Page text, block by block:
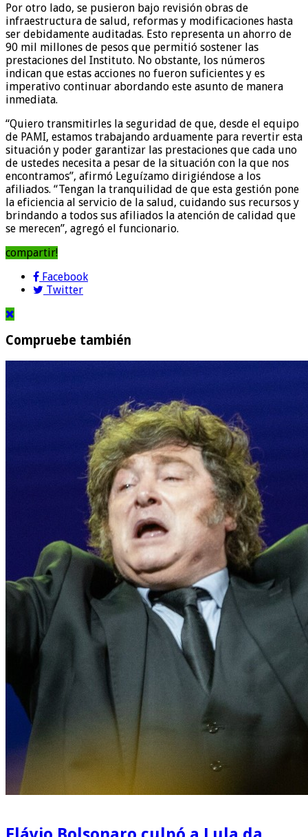
Por otro lado, se pusieron bajo revisión obras de
infraestructura de salud, reformas y modificaciones hasta
ser debidamente auditadas. Esto representa un ahorro de
90 mil millones de pesos que permitió sostener las
prestaciones del Instituto. No obstante, los números
indican que estas acciones no fueron suficientes y es
imperativo continuar abordando este asunto de manera
inmediata.
“Quiero transmitirles la seguridad de que, desde el equipo
de PAMI, estamos trabajando arduamente para revertir esta
situación y poder garantizar las prestaciones que cada uno
de ustedes necesita a pesar de la situación con la que nos
encontramos”, afirmó Leguízamo dirigiéndose a los
afiliados. “Tengan la tranquilidad de que esta gestión pone
la eficiencia al servicio de la salud, cuidando sus recursos y
brindando a todos sus afiliados la atención de calidad que
se merecen”, agregó el funcionario.
compartir!
Facebook
Twitter
Compruebe también